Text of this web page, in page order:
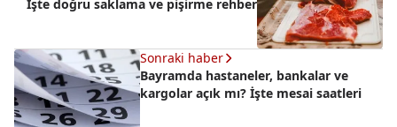
İşte doğru saklama ve pişirme rehber
Sonraki haber
Bayramda hastaneler, bankalar ve
kargolar açık mı? İşte mesai saatleri